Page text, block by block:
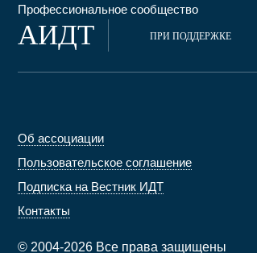
Профессиональное сообщество
АИДТ ПРИ ПОДДЕРЖКЕ
Об ассоциации
Пользовательское соглашение
Подписка на Вестник ИДТ
Контакты
© 2004-2026 Все права защищены